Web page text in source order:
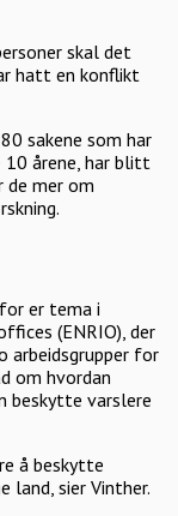
skal det
hatt en konflikt
sakene som har
årene, har blitt
mer om
er tema i
(ENRIO), der
arbeidsgrupper for
om hvordan
beskytte varslere
å beskytte
land, sier Vinther.